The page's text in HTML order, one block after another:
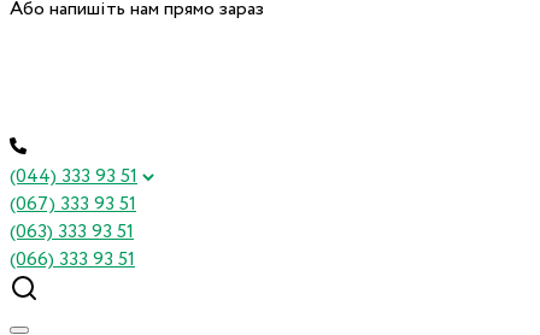
Або напишіть нам прямо зараз
(044) 333 93 51
(067) 333 93 51
(063) 333 93 51
(066) 333 93 51